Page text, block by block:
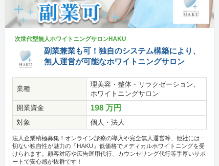
次世代型無人ホワイトニングサロンHAKU
副業兼業も可！独自のシステム構築により、
無人運営が可能なホワイトニングサロン
業種
理美容・整体・リラクゼーション、
ホワイトニングサロン
開業資金
198 万円
対象 個人・法人
法人企業積極募集！オンライン診療の導入や完全無人運営等、他社には一
切ない独自性が魅力の『HAKU』低価格でメディカルホワイトニングを受
けられます。顧客対応や広告運用代行、カウンセリング代行等手厚いサポ
ートで安心感が抜群です！